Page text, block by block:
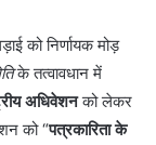
को निर्णायक मोड़
के तत्वावधान में
अधिवेशनको लेकर
को “पत्रकारिता के